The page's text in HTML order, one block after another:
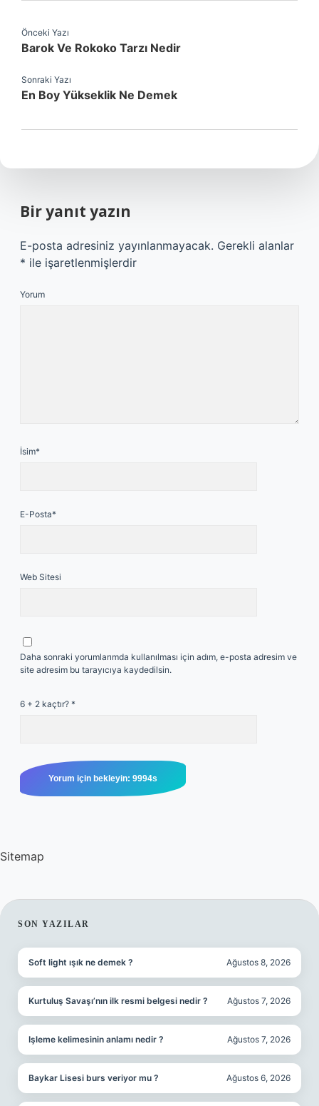
Önceki Yazı
Barok Ve Rokoko Tarzı Nedir
Sonraki Yazı
En Boy Yükseklik Ne Demek
Bir yanıt yazın
E-posta adresiniz yayınlanmayacak. Gerekli alanlar
* ile işaretlenmişlerdir
Yorum
İsim*
E-Posta*
Web Sitesi
Daha sonraki yorumlarımda kullanılması için adım, e-posta adresim ve
site adresim bu tarayıcıya kaydedilsin.
6 + 2 kaçtır? *
Sitemap
SIDEBAR
SON YAZILAR
Soft light ışık ne demek ? Ağustos 8, 2026
Kurtuluş Savaşı’nın ilk resmi belgesi nedir ? Ağustos 7, 2026
Işleme kelimesinin anlamı nedir ? Ağustos 7, 2026
Baykar Lisesi burs veriyor mu ? Ağustos 6, 2026